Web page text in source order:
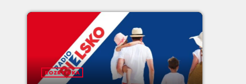
ROZRYWKA